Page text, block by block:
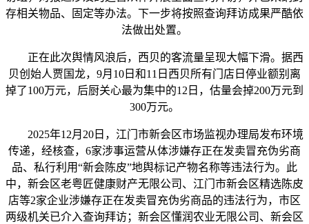
存相关物品、固定等办法。下一步将按照查询拜访成果严酷依
法做出处置。
正在此次舆情风浪后，西贝的客流量呈现大幅下滑。据西
贝创始人贾国龙，9月10日和11日西贝所有门店日停业额别离
掉了100万元，后厨关心最为集中的12日，估量会掉200万元到
300万元。
2025年12月20日，江门市新会区市场监视办理局发布环境
传递，经核查，6家涉事运营从体涉嫌存正在发卖冒充伪劣商
品、私行利用“新会陈皮”地舆标记产物名称等违法行为。此
中，新会区老粤匠健康财产无限公司、江门市新会区精选陈皮
店等2家企业涉嫌存正在发卖冒充伪劣商品的违法行为，市区
两级机关已介入查询拜访；新会区懂润农业无限公司、新会区